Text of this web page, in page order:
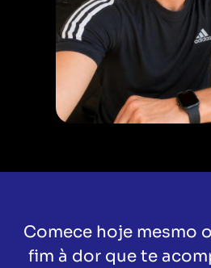
Comece hoje mesmo o
fim à dor que te